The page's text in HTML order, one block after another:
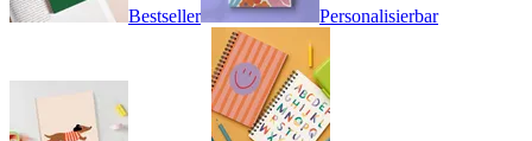
Bestseller Personalisierbar